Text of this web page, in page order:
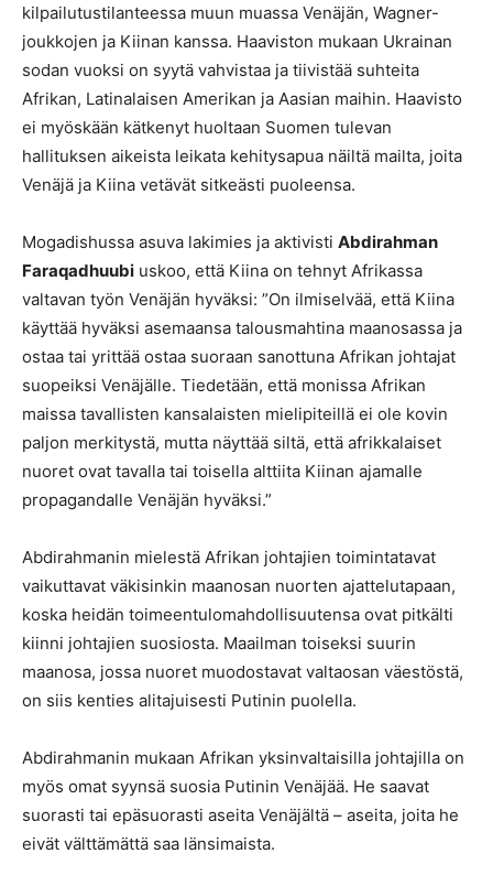
kilpailutustilanteessa muun muassa Venäjän, Wagner-
joukkojen ja Kiinan kanssa. Haaviston mukaan Ukrainan
sodan vuoksi on syytä vahvistaa ja tiivistää suhteita
Afrikan, Latinalaisen Amerikan ja Aasian maihin. Haavisto
ei myöskään kätkenyt huoltaan Suomen tulevan
hallituksen aikeista leikata kehitysapua näiltä mailta, joita
Venäjä ja Kiina vetävät sitkeästi puoleensa.
Mogadishussa asuva lakimies ja aktivisti Abdirahman
Faraqadhuubi uskoo, että Kiina on tehnyt Afrikassa
valtavan työn Venäjän hyväksi: ”On ilmiselvää, että Kiina
käyttää hyväksi asemaansa talousmahtina maanosassa ja
ostaa tai yrittää ostaa suoraan sanottuna Afrikan johtajat
suopeiksi Venäjälle. Tiedetään, että monissa Afrikan
maissa tavallisten kansalaisten mielipiteillä ei ole kovin
paljon merkitystä, mutta näyttää siltä, että afrikkalaiset
nuoret ovat tavalla tai toisella alttiita Kiinan ajamalle
propagandalle Venäjän hyväksi.”
Abdirahmanin mielestä Afrikan johtajien toimintatavat
vaikuttavat väkisinkin maanosan nuorten ajattelutapaan,
koska heidän toimeentulomahdollisuutensa ovat pitkälti
kiinni johtajien suosiosta. Maailman toiseksi suurin
maanosa, jossa nuoret muodostavat valtaosan väestöstä,
on siis kenties alitajuisesti Putinin puolella.
Abdirahmanin mukaan Afrikan yksinvaltaisilla johtajilla on
myös omat syynsä suosia Putinin Venäjää. He saavat
suorasti tai epäsuorasti aseita Venäjältä – aseita, joita he
eivät välttämättä saa länsimaista.